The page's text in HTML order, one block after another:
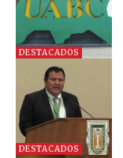
DESTACADOS
DESTACADOS